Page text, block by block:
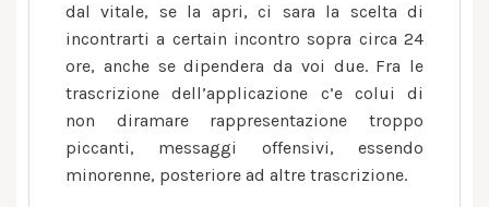
dal vitale, se la apri, ci sara la scelta di
incontrarti a certain incontro sopra circa 24
ore, anche se dipendera da voi due. Fra le
trascrizione dell’applicazione c’e colui di
non diramare rappresentazione troppo
piccanti, messaggi offensivi, essendo
minorenne, posteriore ad altre trascrizione.